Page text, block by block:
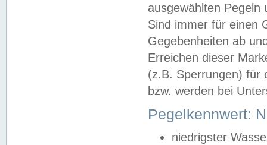
ausgewählten
Sind immer für einen
Gegebenheiten ab
Erreichen dieser
(z.B. Sperrungen) für
bzw. werden bei
Pegelkennwert:
niedrigster